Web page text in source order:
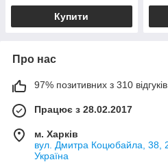
Купити
Про нас
97% позитивних з 310 відгуків
Працює з 28.02.2017
м. Харків
вул. Дмитра Коцюбайла, 38,
Україна